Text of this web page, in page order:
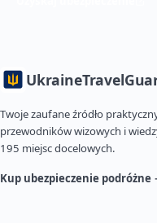
Ukraine
Twoje zaufane źródło
przewodników wizowych i
195 miejsc docelowych.
Kup ubezpieczenie podróżne